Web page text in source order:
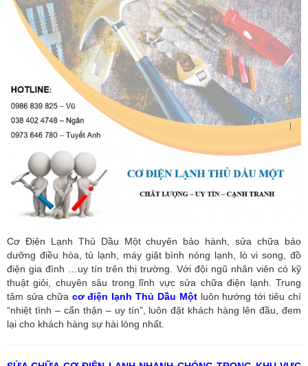
Cơ Điện Lạnh Thủ Dầu Một chuyên bảo hành, sửa chữa bảo
dưỡng điều hòa, tủ lạnh, máy giặt bình nóng lạnh, lò vi song, đồ
điện gia đình …uy tín trên thị trường. Với đội ngũ nhân viên có kỹ
thuật giỏi, chuyên sâu trong lĩnh vực sửa chữa điện lạnh. Trung
tâm sửa chữa cơ điện lạnh Thủ Dầu Mộtluôn hướng tới tiêu chí
“nhiệt tình – cẩn thận – uy tín”, luôn đặt khách hàng lên đầu, đem
lại cho khách hàng sự hài lòng nhất.